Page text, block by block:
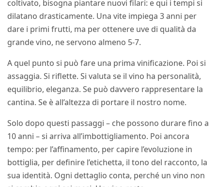
coltivato, bisogna piantare nuovi filari: e qui i tempi si
dilatano drasticamente. Una vite impiega 3 anni per
dare i primi frutti, ma per ottenere uve di qualità da
grande vino, ne servono almeno 5-7.
A quel punto si può fare una prima vinificazione. Poi si
assaggia. Si riflette. Si valuta se il vino ha personalità,
equilibrio, eleganza. Se può davvero rappresentare la
cantina. Se è all’altezza di portare il nostro nome.
Solo dopo questi passaggi – che possono durare fino a
10 anni – si arriva all’imbottigliamento. Poi ancora
tempo: per l’affinamento, per capire l’evoluzione in
bottiglia, per definire l’etichetta, il tono del racconto, la
sua identità. Ogni dettaglio conta, perché un vino non